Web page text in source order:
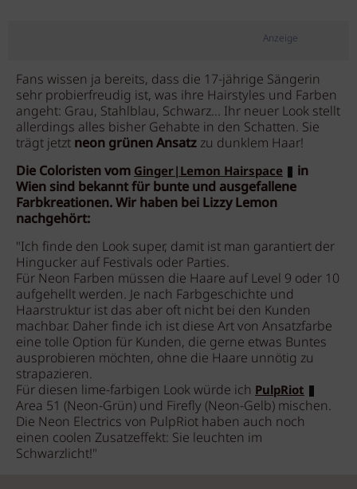
Anzeige
Fans wissen ja bereits, dass die 17-jährige Sängerin
sehr probierfreudig ist, was ihre Hairstyles und Farben
angeht: Grau, Stahlblau, Schwarz... Ihr neuer Look stellt
allerdings alles bisher Gehabte in den Schatten. Sie
trägt jetzt neon grünen Ansatz zu dunklem Haar!
Die Coloristen vomGinger|Lemon Hairspace
in
Wien sind bekannt für bunte und ausgefallene
Farbkreationen. Wir haben bei Lizzy Lemon
nachgehört:
"Ich finde den Look super, damit ist man garantiert der
Hingucker auf Festivals oder Parties.
Für Neon Farben müssen die Haare auf Level 9 oder 10
aufgehellt werden. Je nach Farbgeschichte und
Haarstruktur ist das aber oft nicht bei den Kunden
machbar. Daher finde ich ist diese Art von Ansatzfarbe
eine tolle Option für Kunden, die gerne etwas Buntes
ausprobieren möchten, ohne die Haare unnötig zu
strapazieren.
Für diesen lime-farbigen Look würde ich PulpRiot
Area 51 (Neon-Grün) und Firefly (Neon-Gelb) mischen.
Die Neon Electrics von PulpRiot haben auch noch
einen coolen Zusatzeffekt: Sie leuchten im
Schwarzlicht!"